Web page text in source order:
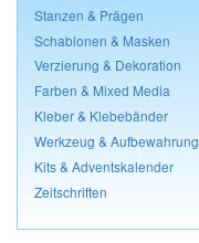
Stanzen & Prägen
Schablonen & Masken
Verzierung & Dekoration
Farben & Mixed Media
Kleber & Klebebänder
Werkzeug & Aufbewahrung
Kits & Adventskalender
Zeitschriften